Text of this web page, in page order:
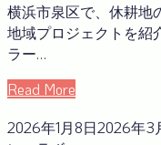
横浜市泉区で、休耕地
地域プロジェクトを紹
ラー…
Read More
2026年1月8日2026年3